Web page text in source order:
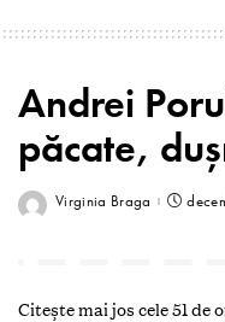
Andrei
păcate,
Virginia Braga
Citește mai jos cele 51